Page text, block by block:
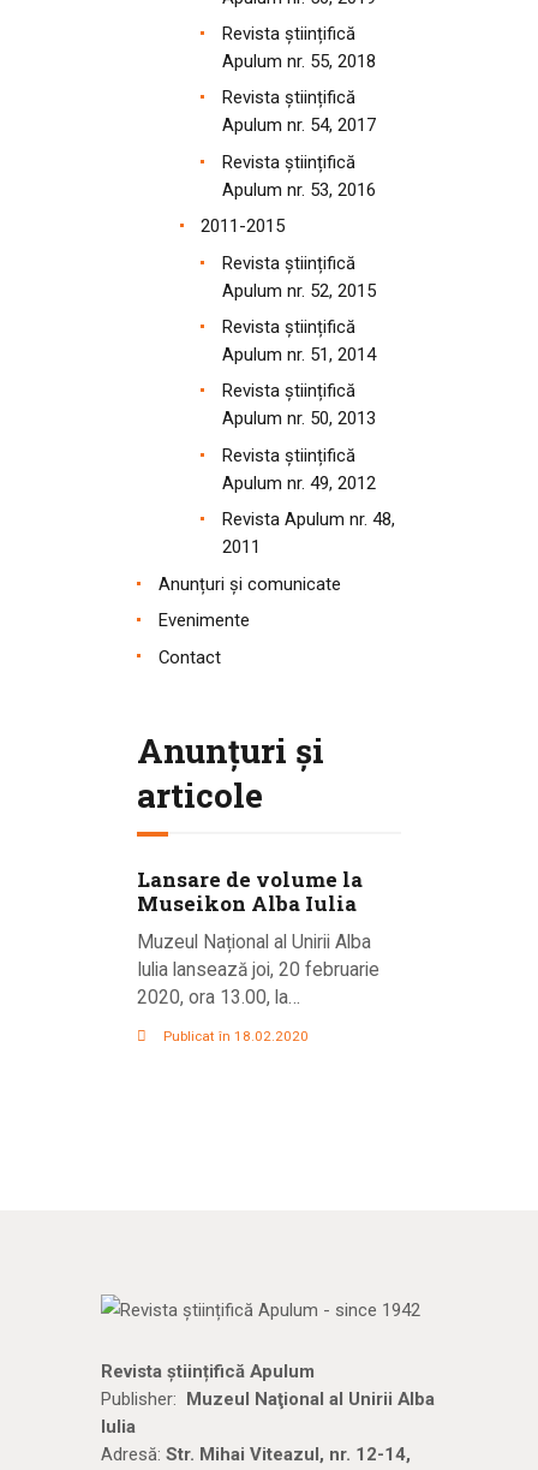
Revista științifică
Apulum nr. 55, 2018
Revista științifică
Apulum nr. 54, 2017
Revista științifică
Apulum nr. 53, 2016
2011-2015
Revista științifică
Apulum nr. 52, 2015
Revista științifică
Apulum nr. 51, 2014
Revista științifică
Apulum nr. 50, 2013
Revista științifică
Apulum nr. 49, 2012
Revista Apulum nr. 48,
2011
Anunțuri și comunicate
Evenimente
Contact
Anunțuri și
articole
Lansare de volume la
Museikon Alba Iulia
Muzeul Național al Unirii Alba
Iulia lansează joi, 20 februarie
2020, ora 13.00, la…
Publicat în 18.02.2020
Revista științifică Apulum
Publisher: Muzeul Naţional al Unirii Alba
Iulia
Adresă: Str. Mihai Viteazul, nr. 12-14,